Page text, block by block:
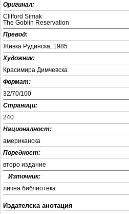
Оригинал:
Clifford Simak
The Goblin Reservation
Превод:
Живка Рудинска, 1985
Художник:
Красимира Димчевска
Формат:
32/70/100
Страници:
240
Националност:
американска
Поредност:
второ издание
Източник:
лична библиотека
Издателска анотация